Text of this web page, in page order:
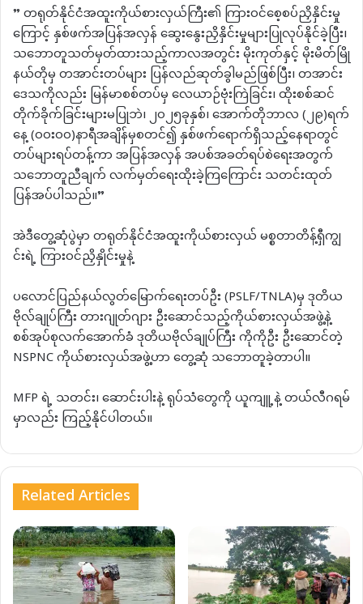
” တရုတ်နိုင်ငံအထူးကိုယ်စားလှယ်ကြီး၏ ကြားဝင်စေ့စပ်ညှိနှိင်းမှု
ကြောင့် နှစ်ဖက်အပြန်အလှန် ဆွေးနွေးညှိနှိင်းမှုများပြုလုပ်နိုင်ခဲ့ပြီး၊
သဘောတူသတ်မှတ်ထားသည့်ကာလအတွင်း မိုးကုတ်နှင့် မိုးမိတ်မြို
နယ်တိုမှ တအာင်းတပ်များ ပြန်လည်ဆုတ်ခွါမည်ဖြစ်ပြီး၊ တအာင်း
ဒေသကိုလည်း မြန်မာစစ်တပ်မှ လေယာဉ်ဗုံးကြဲခြင်း၊ ထိုးစစ်ဆင်
တိုက်ခိုက်ခြင်းများမပြုဘဲ၊ ၂၀၂၅ခုနှစ်၊ အောက်တိုဘာလ (၂၉)ရက်
နေ့ (၀၀း၀၀)နာရီအချိန်မှစတင်၍ နှစ်ဖက်ရောက်ရှိသည့်နေရာတွင်
တပ်များရပ်တန့်ကာ အပြန်အလှန် အပစ်အခတ်ရပ်စဲရေးအတွက်
သဘောတူညီချက် လက်မှတ်ရေးထိုးခဲ့ကြကြောင်း သတင်းထုတ်
ပြန်အပ်ပါသည်။”
အဲဒီတွေ့ဆုံပွဲမှာ တရုတ်နိုင်ငံအထူးကိုယ်စားလှယ် မစ္စတာတိန့်ရှီကျွ
င်းရဲ့ ကြားဝင်ညှိနှိုင်းမှုနဲ့
ပလောင်ပြည်နယ်လွတ်မြောက်ရေးတပ်ဦး (PSLF/TNLA)မှ ဒုတိယ
ဗိုလ်ချုပ်ကြီး တားဂျုတ်ဂျား ဦးဆောင်သည့်ကိုယ်စားလှယ်အဖွဲ့နဲ့
စစ်အုပ်စုလက်အောက်ခံ ဒုတိယဗိုလ်ချုပ်ကြီး ကိုကိုဦး ဦးဆောင်တဲ့
NSPNC ကိုယ်စားလှယ်အဖွဲ့ဟာ တွေ့ဆုံ သဘောတူခဲ့တာပါ။
MFP ရဲ့ သတင်း၊ ဆောင်းပါးနဲ့ ရုပ်သံတွေကို ယူကျူ့နဲ့ တယ်လီဂရမ်
မှာလည်း ကြည့်နိုင်ပါတယ်။
Related Articles